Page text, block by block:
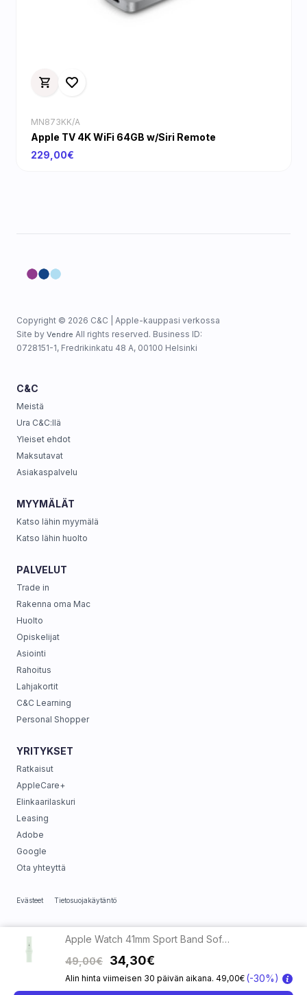
Apple Watch 41mm Sport Band Soft Mint - M/L
49,00€
34,30€
Alin hinta viimeisen 30 päivän aikana. 49,00€ (-30%)
MN873KK/A
Apple TV 4K WiFi 64GB w/Siri Remote
229,00€
Copyright © 2026 C&C | Apple-kauppasi verkossa
Site by Vendre All rights reserved. Business ID:
0728151-1, Fredrikinkatu 48 A, 00100 Helsinki
C&C
Meistä
Ura C&C:llä
Yleiset ehdot
Maksutavat
Asiakaspalvelu
MYYMÄLÄT
Katso lähin myymälä
Katso lähin huolto
PALVELUT
Trade in
Rakenna oma Mac
Huolto
Opiskelijat
Asiointi
Rahoitus
Lahjakortit
C&C Learning
Personal Shopper
YRITYKSET
Ratkaisut
AppleCare+
Elinkaarilaskuri
Leasing
Adobe
Google
Ota yhteyttä
Evästeet Tietosuojakäytäntö